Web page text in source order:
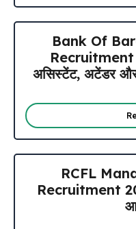
Bank Of
Recruitment
असिस्टेंट, अटेंडर
RCFL
Recruitment